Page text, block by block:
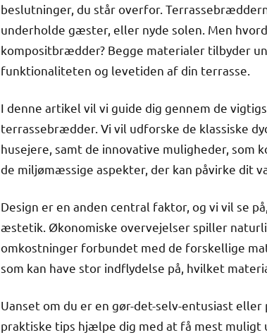
beslutninger, du står overfor.
underholde gæster, eller nyde solen. Men
kompositbrædder? Begge materialer tilbyder
funktionaliteten og levetiden af din terrasse.
I denne artikel vil vi guide dig gennem de
terrassebrædder. Vi vil udforske de klassiske
husejere, samt de innovative muligheder, som
de miljømæssige aspekter, der kan påvirke dit
Design er en anden central faktor, og vi vil se
æstetik. Økonomiske overvejelser spiller
omkostninger forbundet med de forskellige
som kan have stor indflydelse på, hvilket
Uanset om du er en gør-det-selv-entusiast
praktiske tips hjælpe dig med at få mest